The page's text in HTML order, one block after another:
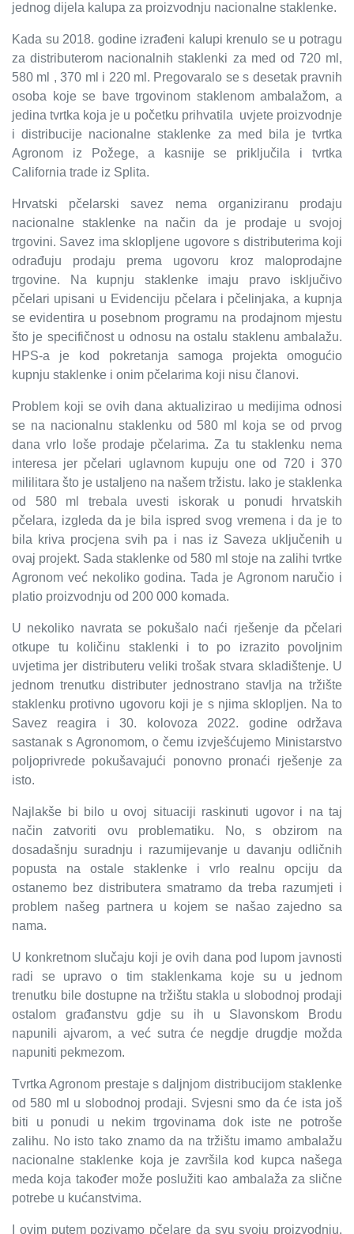
jednog dijela kalupa za proizvodnju nacionalne staklenke.
Kada su 2018. godine izrađeni kalupi krenulo se u potragu
za distributerom nacionalnih staklenki za med od 720 ml,
580 ml , 370 ml i 220 ml. Pregovaralo se s desetak pravnih
osoba koje se bave trgovinom staklenom ambalažom, a
jedina tvrtka koja je u početku prihvatila uvjete proizvodnje
i distribucije nacionalne staklenke za med bila je tvrtka
Agronom iz Požege, a kasnije se priključila i tvrtka
California trade iz Splita.
Hrvatski pčelarski savez nema organiziranu prodaju
nacionalne staklenke na način da je prodaje u svojoj
trgovini. Savez ima sklopljene ugovore s distributerima koji
odrađuju prodaju prema ugovoru kroz maloprodajne
trgovine. Na kupnju staklenke imaju pravo isključivo
pčelari upisani u Evidenciju pčelara i pčelinjaka, a kupnja
se evidentira u posebnom programu na prodajnom mjestu
što je specifičnost u odnosu na ostalu staklenu ambalažu.
HPS-a je kod pokretanja samoga projekta omogućio
kupnju staklenke i onim pčelarima koji nisu članovi.
Problem koji se ovih dana aktualizirao u medijima odnosi
se na nacionalnu staklenku od 580 ml
koja se od prvog
dana vrlo loše prodaje pčelarima. Za tu staklenku nema
interesa jer pčelari uglavnom kupuju one od 720 i 370
mililitara što je ustaljeno na našem tržistu. Iako je staklenka
od 580 ml trebala uvesti iskorak u ponudi hrvatskih
pčelara, izgleda da je bila ispred svog vremena i da je to
bila kriva procjena svih pa i nas iz Saveza uključenih u
ovaj projekt. Sada staklenke od 580 ml stoje na zalihi tvrtke
Agronom već nekoliko godina. Tada je Agronom naručio i
platio proizvodnju od 200 000 komada.
U nekoliko navrata se pokušalo naći rješenje da pčelari
otkupe tu količinu staklenki i to po izrazito povoljnim
uvjetima jer distributeru veliki trošak stvara skladištenje. U
jednom trenutku distributer jednostrano stavlja na tržište
staklenku protivno ugovoru koji je s njima sklopljen. Na to
Savez reagira i 30. kolovoza 2022. godine održava
sastanak s Agronomom, o čemu izvješćujemo Ministarstvo
poljoprivrede pokušavajući ponovno pronaći rješenje za
isto.
Najlakše bi bilo u ovoj situaciji raskinuti ugovor i na taj
način zatvoriti ovu problematiku. No, s obzirom na
dosadašnju suradnju i razumijevanje u davanju odličnih
popusta na ostale staklenke i vrlo realnu opciju da
ostanemo bez distributera smatramo da treba razumjeti i
problem našeg partnera u kojem se našao zajedno sa
nama.
U konkretnom slučaju koji je ovih dana pod lupom javnosti
radi se upravo o tim staklenkama koje su u jednom
trenutku bile dostupne na tržištu stakla u slobodnoj prodaji
ostalom građanstvu gdje su ih u Slavonskom Brodu
napunili ajvarom, a već sutra će negdje drugdje možda
napuniti pekmezom.
Tvrtka Agronom prestaje s daljnjom distribucijom staklenke
od 580 ml u slobodnoj prodaji. Svjesni smo da će ista još
biti u ponudi u nekim trgovinama dok iste ne potroše
zalihu. No isto tako znamo da na tržištu imamo ambalažu
nacionalne staklenke koja je završila kod kupca našega
meda koja također može poslužiti kao ambalaža za slične
potrebe u kućanstvima.
I ovim putem pozivamo pčelare da svu svoju proizvodnju,